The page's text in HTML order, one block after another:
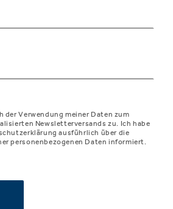
der Verwendung meiner Daten zum
Newsletterversands zu. Ich habe
ausführlich über die
personenbezogenen Daten informiert.